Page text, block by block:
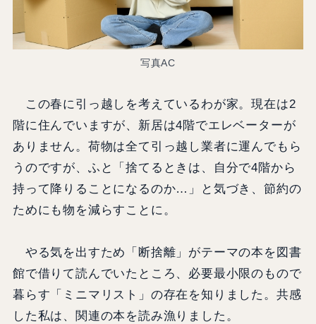
写真AC
この春に引っ越しを考えているわが家。現在は2
階に住んでいますが、新居は4階でエレベーターが
ありません。荷物は全て引っ越し業者に運んでもら
うのですが、ふと「捨てるときは、自分で4階から
持って降りることになるのか…」と気づき、節約の
ためにも物を減らすことに。
やる気を出すため「断捨離」がテーマの本を図書
館で借りて読んでいたところ、必要最小限のもので
暮らす「ミニマリスト」の存在を知りました。共感
した私は、関連の本を読み漁りました。